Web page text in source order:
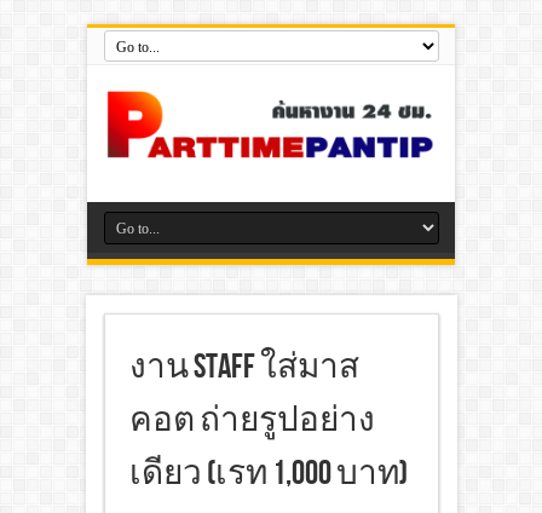
งาน STAFF ใส่มาส
คอต ถ่ายรูปอย่าง
เดียว (เรท 1,000 บาท)